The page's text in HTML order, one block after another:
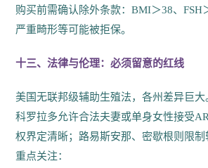
购买前需确认除外条款：BMI＞38、FSH
严重畸形等可能被拒保。
十三、法律与伦理：必须留意的红线
美国无联邦级辅助生殖法，各州差异巨大
科罗拉多允许合法夫妻或单身女性接受
权界定清晰；路易斯安那、密歇根则限
重点关注：